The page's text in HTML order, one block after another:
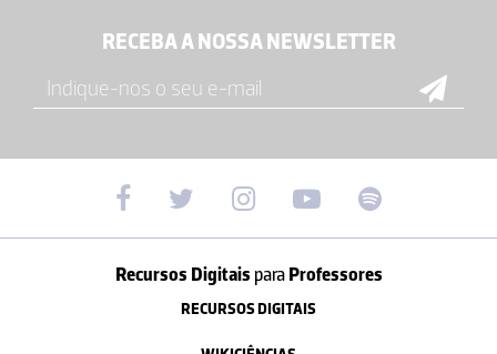
RECEBA A NOSSA NEWSLETTER
Recursos Digitais paraProfessores
RECURSOS DIGITAIS